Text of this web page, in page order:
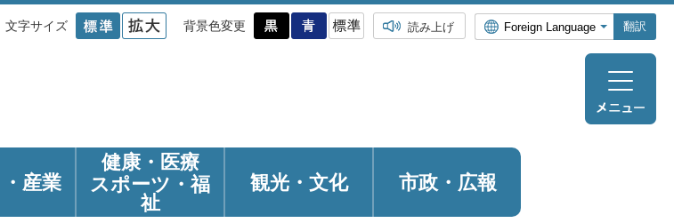
文字サイズ 背景色変更 読み上げ 翻訳
産業
健康・医療
スポーツ・福
祉
観光・ 文化 市政・広報